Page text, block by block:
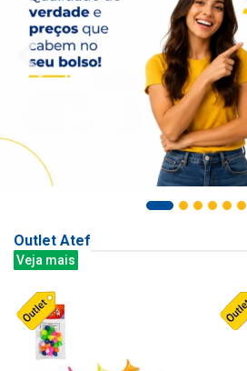
Outlet Atef
Veja mais